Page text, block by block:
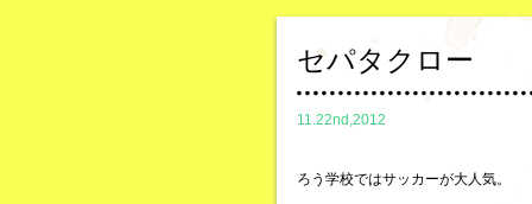
セパタクロー
11.22nd,2012
ろう学校ではサッカーが大人気。